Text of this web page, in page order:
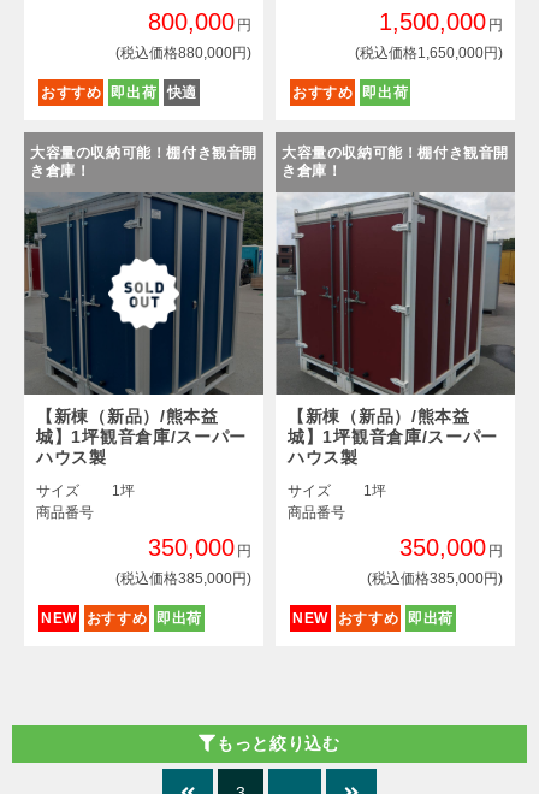
800,000 円
(税込価格880,000円)
おすすめ 即出荷 快適
1,500,000 円
(税込価格1,650,000円)
おすすめ 即出荷
大容量の収納可能！棚付き観音開
き倉庫！
【新棟（新品）/熊本益
城】1坪観音倉庫/スーパー
ハウス製
サイズ
1坪
商品番号
350,000 円
(税込価格385,000円)
NEW おすすめ 即出荷
大容量の収納可能！棚付き観音開
き倉庫！
【新棟（新品）/熊本益
城】1坪観音倉庫/スーパー
ハウス製
サイズ
1坪
商品番号
350,000 円
(税込価格385,000円)
NEW おすすめ 即出荷
もっと絞り込む